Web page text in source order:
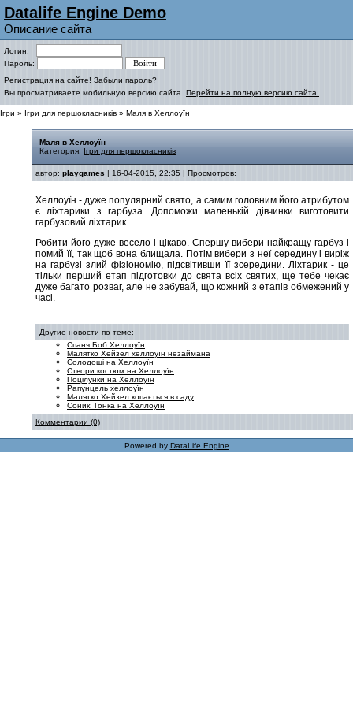
Datalife Engine Demo
Описание сайта
Логин:
Пароль:
Регистрация на сайте! Забыли пароль?
Вы просматриваете мобильную версию сайта. Перейти на полную версию сайта.
Ігри » Ігри для першокласників » Маля в Хеллоуїн
Маля в Хеллоуїн
Категория: Ігри для першокласників
автор: playgames | 16-04-2015, 22:35 | Просмотров:
Хеллоуїн - дуже популярний свято, а самим головним його атрибутом
є ліхтарики з гарбуза. Допоможи маленькій дівчинки виготовити
гарбузовий ліхтарик.
Робити його дуже весело і цікаво. Спершу вибери найкращу гарбуз і
помий її, так щоб вона блищала. Потім вибери з неї середину і виріж
на гарбузі злий фізіономію, підсвітивши її зсередини. Ліхтарик - це
тільки перший етап підготовки до свята всіх святих, ще тебе чекає
дуже багато розваг, але не забувай, що кожний з етапів обмежений у
часі.
.
Другие новости по теме:
Спанч Боб Хеллоуїн
Малятко Хейзел хеллоуїн незаймана
Солодощі на Хеллоуїн
Створи костюм на Хеллоуїн
Поцілунки на Хеллоуїн
Рапунцель хеллоуїн
Малятко Хейзел копається в саду
Соник: Гонка на Хеллоуїн
Комментарии (0)
Powered by DataLife Engine